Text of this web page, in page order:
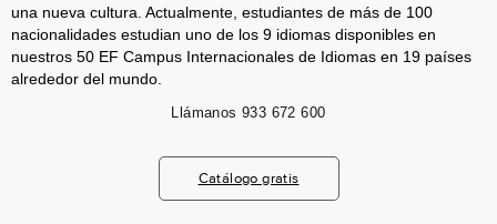
una nueva cultura. Actualmente, estudiantes de más de 100
nacionalidades estudian uno de los 9 idiomas disponibles en
nuestros 50 EF Campus Internacionales de Idiomas en 19 países
alrededor del mundo.
Llámanos 933 672 600
Catálogo gratis